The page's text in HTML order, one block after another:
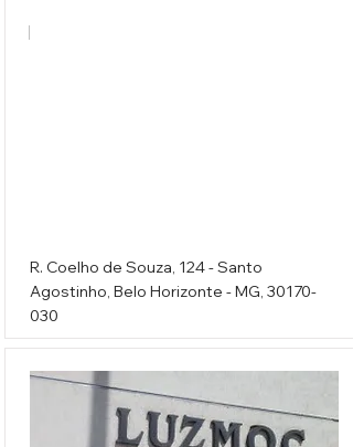
Design da Luz
R. Coelho de Souza, 124 - Santo
Agostinho, Belo Horizonte - MG, 30170-
030